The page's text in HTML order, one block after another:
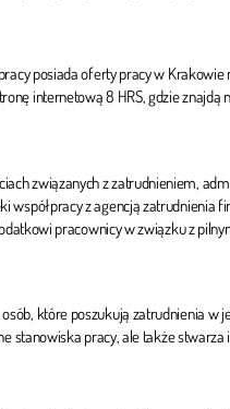
posiada oferty pracy w
internetową 8 HRS, gdzie
związanych z zatrudnieniem,
współpracy z agencją
pracownicy w związku z
które poszukują zatrudnienia
pracy, ale także